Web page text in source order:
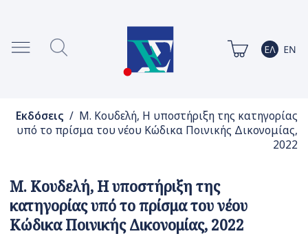
Εκδόσεις / Μ. Κουδελή, Η υποστήριξη της κατηγορίας
υπό το πρίσμα του νέου Κώδικα Ποινικής Δικονομίας,
2022
Μ. Κουδελή, Η υποστήριξη της
κατηγορίας υπό το πρίσμα του νέου
Κώδικα Ποινικής Δικονομίας, 2022